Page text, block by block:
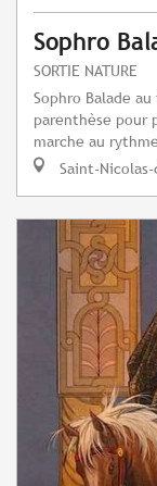
Sophro
SORTIE NATURE
Sophro Balade
parenthèse pour
marche au
Saint-